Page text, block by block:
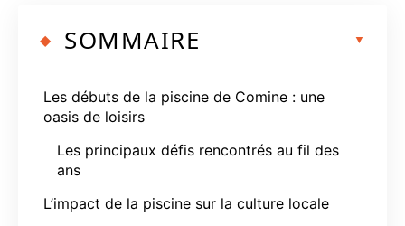
SOMMAIRE
Les débuts de la piscine de Comine : une
oasis de loisirs
Les principaux défis rencontrés au fil des
ans
L’impact de la piscine sur la culture locale